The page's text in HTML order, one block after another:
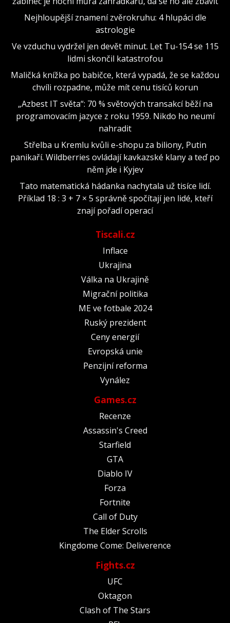
Nejhloupější znamení zvěrokruhu: 4 hlupáci dle
astrologie
Ve vzduchu vydržel jen devět minut. Let Tu-154 se 115
lidmi skončil katastrofou
Maličká knížka po babičce, která vypadá, že se každou
chvíli rozpadne, může mít cenu tisíců korun
„Azbest IT světa“: 70 % světových transakcí běží na
programovacím jazyce z roku 1959. Nikdo ho neumí
nahradit
Střelba u Kremlu kvůli e-shopu za biliony, Putin
panikaří. Wildberries ovládají kavkazské klany a teď po
něm jde i Kyjev
Tato matematická hádanka nachytala už tisíce lidí.
Příklad 18 : 3 + 7 × 5 správně spočítají jen lidé, kteří
znají pořadí operací
Tiscali.cz
Inflace
Ukrajina
Válka na Ukrajině
Migrační politika
ME ve fotbale 2024
Ruský prezident
Ceny energií
Evropská unie
Penzijní reforma
Vynález
Games.cz
Recenze
Assassin's Creed
Starfield
GTA
Diablo IV
Forza
Fortnite
Call of Duty
The Elder Scrolls
Kingdome Come: Deliverence
Fights.cz
UFC
Oktagon
Clash of The Stars